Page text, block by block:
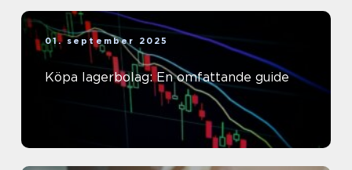
01. september 2025
Köpa lagerbolag: En omfattande guide